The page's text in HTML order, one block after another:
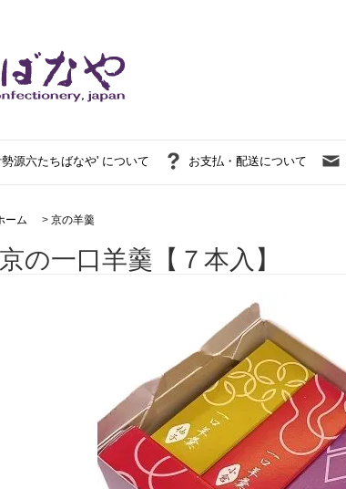
源六たちばなや' について お支払・配送について
ーム > 京の羊羹
京の一口羊羹【７本入】